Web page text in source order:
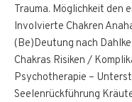
Trauma. Möglichkeit den
Involvierte Chakren
(Be)Deutung nach
Chakras Risiken /
Psychotherapie –
Seelenrückführung